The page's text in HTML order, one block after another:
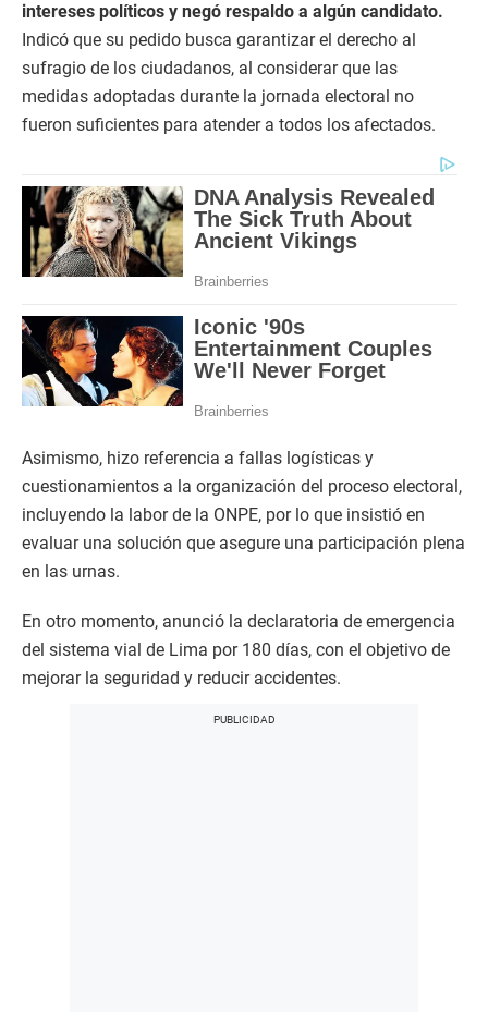
intereses políticos y negó respaldo a algún candidato.
Indicó que su pedido busca garantizar el derecho al
sufragio de los ciudadanos, al considerar que las
medidas adoptadas durante la jornada electoral no
fueron suficientes para atender a todos los afectados.
Asimismo, hizo referencia a fallas logísticas y
cuestionamientos a la organización del proceso electoral,
incluyendo la labor de la ONPE, por lo que insistió en
evaluar una solución que asegure una participación plena
en las urnas.
En otro momento, anunció la declaratoria de emergencia
del sistema vial de Lima por 180 días, con el objetivo de
mejorar la seguridad y reducir accidentes.